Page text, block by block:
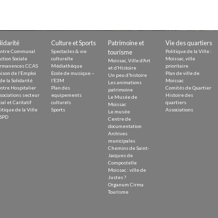
Communal
Sociale
CCAS
de l’Emploi
la Solidarité
Hospitalier
secteur
et Caritatif
de la Ville
Culture et Sports
Spectacles & vie
culturelle
Médiathèque
Ecole de musique –
l’E3M
Plan des
equipements
culturels
Sports
Patrimoine et
tourisme
Moissac, Ville d’Art
et d’Histoire
Un peu d’histoire
Les animations
patrimoine
Le Musée de
Moissac
Le musée
Centre de
documentation
Archives
municipales
Chemins de Saint-
Jacques de
Compostelle
Moissac : ville de
Justes ?
Organum Cirma
Tourisme
Vie des quartiers
Politique de la Ville :
Moissac, ville
prioritaire
Plan de ville de
Moissac
Comités de Quartier
Histoire des
quartiers
Associations